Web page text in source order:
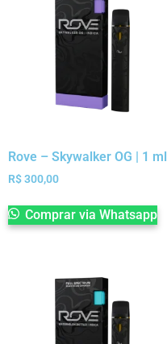
Rove – Skywalker OG | 1 ml
R$300,00
Comprar via Whatsapp